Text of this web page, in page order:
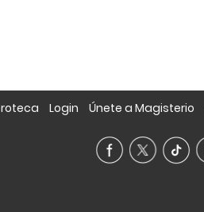
Login Únete a Magisterio